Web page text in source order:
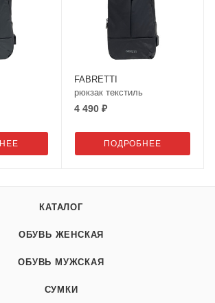
FABRETTI
рюкзак текстиль
4 490 ₽
ПОДРОБНЕЕ
КАТАЛОГ
ОБУВЬ ЖЕНСКАЯ
ОБУВЬ МУЖСКАЯ
СУМКИ